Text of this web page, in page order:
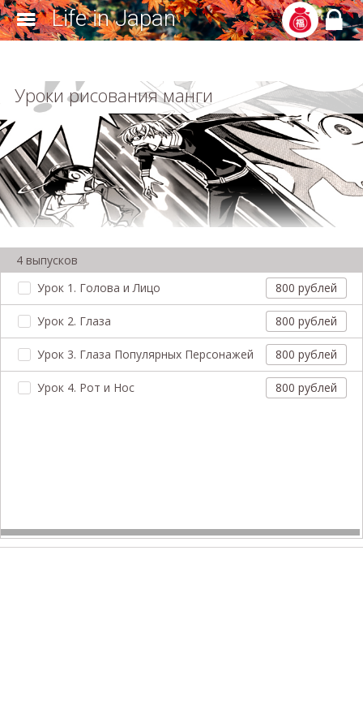
Life in Japan
Уроки рисования манги
4 выпусков
Урок 1. Голова и Лицо
800 рублей
Урок 2. Глаза 800 рублей
Урок 3. Глаза Популярных Персонажей 800 рублей
Урок 4. Рот и Нос 800 рублей